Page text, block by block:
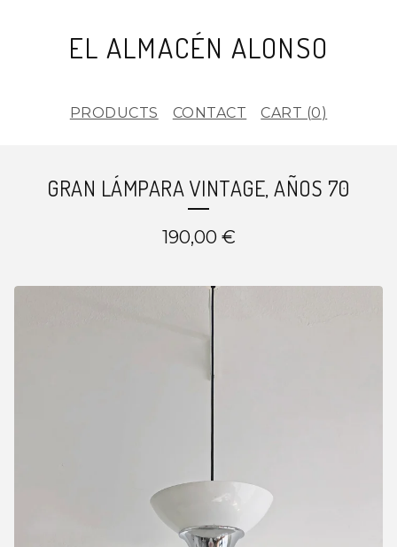
EL ALMACÉN ALONSO
PRODUCTS CONTACT CART (0)
GRAN LÁMPARA VINTAGE, AÑOS 70
190,00 €